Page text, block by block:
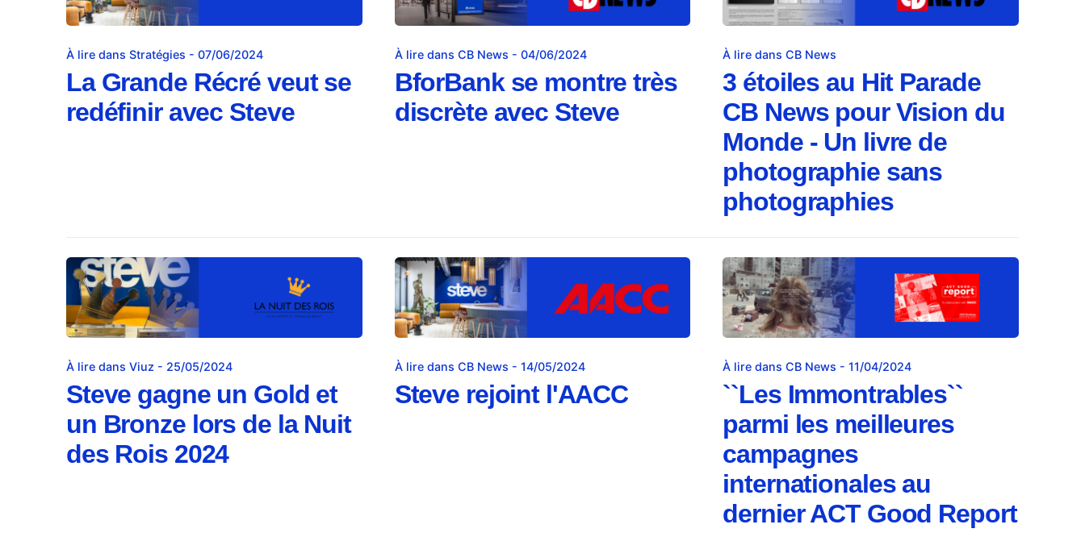
À lire dans Stratégies - 07/06/2024
La Grande Récré veut se
redéfinir avec Steve
À lire dans CB News - 04/06/2024
BforBank se montre très
discrète avec Steve
À lire dans CB News
3 étoiles au Hit Parade
CB News pour Vision du
Monde - Un livre de
photographie sans
photographies
À lire dans Viuz - 25/05/2024
Steve gagne un Gold et
un Bronze lors de la Nuit
des Rois 2024
À lire dans CB News - 14/05/2024
Steve rejoint l'AACC
À lire dans CB News - 11/04/2024
``Les Immontrables``
parmi les meilleures
campagnes
internationales au
dernier ACT Good Report